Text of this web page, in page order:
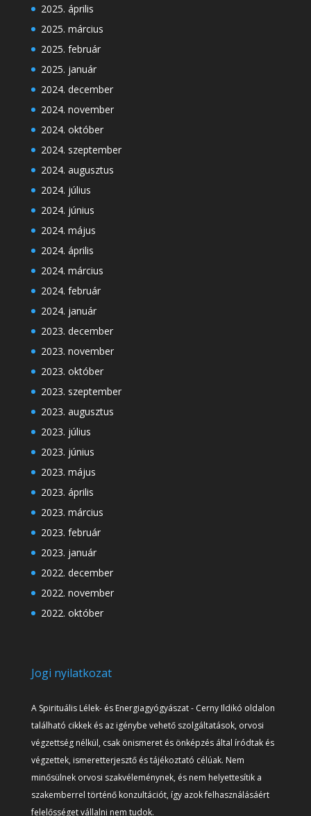
2025. április
2025. március
2025. február
2025. január
2024. december
2024. november
2024. október
2024. szeptember
2024. augusztus
2024. július
2024. június
2024. május
2024. április
2024. március
2024. február
2024. január
2023. december
2023. november
2023. október
2023. szeptember
2023. augusztus
2023. július
2023. június
2023. május
2023. április
2023. március
2023. február
2023. január
2022. december
2022. november
2022. október
Jogi nyilatkozat
A Spirituális Lélek- és Energiagyógyászat - Cerny Ildikó oldalon
található cikkek és az igénybe vehető szolgáltatások, orvosi
végzettség nélkül, csak önismeret és önképzés által íródtak és
végzettek, ismeretterjesztő és tájékoztató célúak. Nem
minősülnek orvosi szakvéleménynek, és nem helyettesítik a
szakemberrel történő konzultációt, így azok felhasználásáért
felelősséget vállalni nem tudok.